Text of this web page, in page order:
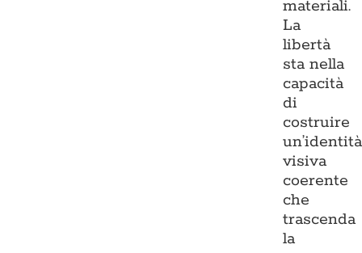
materiali.
La
libertà
sta nella
capacità
di
costruire
un’identità
visiva
coerente
che
trascenda
la